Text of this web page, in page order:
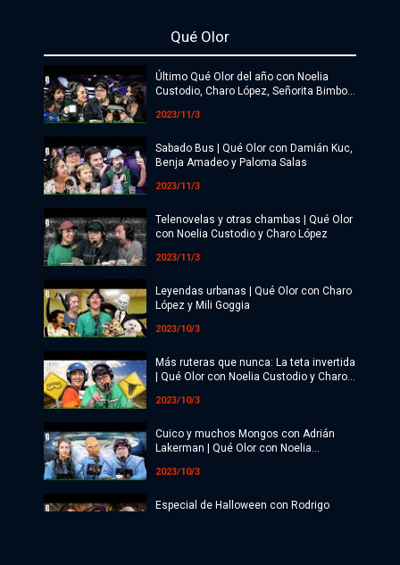
Qué Olor
Último Qué Olor del año con Noelia
Custodio, Charo López, Señorita Bimbo y
2023/11/3
Sabado Bus | Qué Olor con Damián Kuc,
Benja Amadeo y Paloma Salas
2023/11/3
Telenovelas y otras chambas | Qué Olor
con Noelia Custodio y Charo López
2023/11/3
Leyendas urbanas | Qué Olor con Charo
López y Mili Goggia
2023/10/3
Más ruteras que nunca: La teta invertida
| Qué Olor con Noelia Custodio y Charo
2023/10/3
Cuico y muchos Mongos con Adrián
Lakerman | Qué Olor con Noelia
2023/10/3
Especial de Halloween con Rodrigo